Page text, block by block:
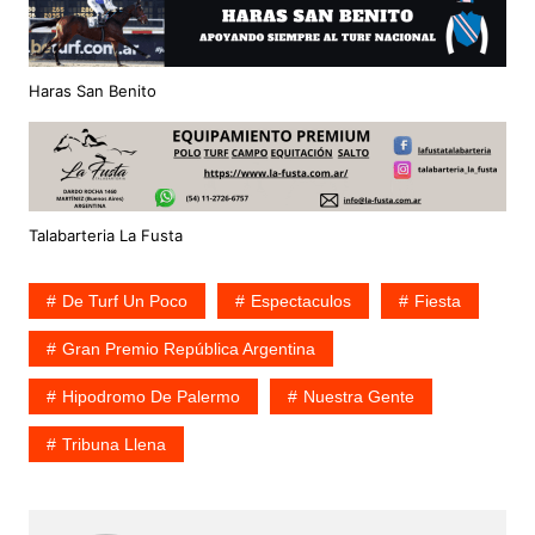
Haras San Benito
Talabarteria La Fusta
De Turf Un Poco Espectaculos Fiesta
Gran Premio República Argentina
Hipodromo De Palermo Nuestra Gente
Tribuna Llena